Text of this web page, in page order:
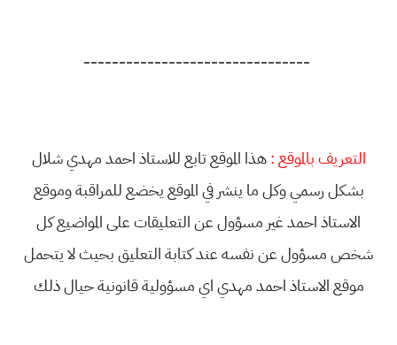
--------------------------------
التعريف بالموقع :هذا الموقع تابع للاستاذ احمد مهدي شلال
بشكل رسمي وكل ما ينشر في الموقع يخضع للمراقبة وموقع
الاستاذ احمد غير مسؤول عن التعليقات على المواضيع كل
شخص مسؤول عن نفسه عند كتابة التعليق بحيث لا يتحمل
موقع الاستاذ احمد مهدي اي مسؤولية قانونية حيال ذلك